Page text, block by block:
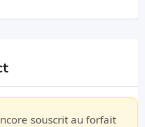
souscrit au forfait